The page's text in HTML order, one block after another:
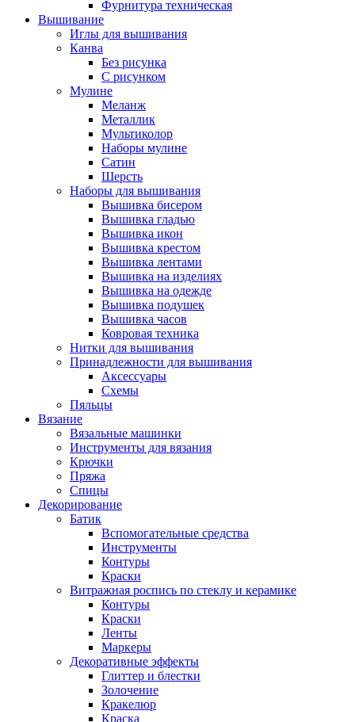
Фурнитура техническая
Вышивание
Иглы для вышивания
Канва
Без рисунка
С рисунком
Мулине
Меланж
Металлик
Мультиколор
Наборы мулине
Сатин
Шерсть
Наборы для вышивания
Вышивка бисером
Вышивка гладью
Вышивка икон
Вышивка крестом
Вышивка лентами
Вышивка на изделиях
Вышивка на одежде
Вышивка подушек
Вышивка часов
Ковровая техника
Нитки для вышивания
Принадлежности для вышивания
Аксессуары
Схемы
Пяльцы
Вязание
Вязальные машинки
Инструменты для вязания
Крючки
Пряжа
Спицы
Декорирование
Батик
Вспомогательные средства
Инструменты
Контуры
Краски
Витражная роспись по стеклу и керамике
Контуры
Краски
Ленты
Маркеры
Декоративные эффекты
Глиттер и блестки
Золочение
Кракелюр
Краска